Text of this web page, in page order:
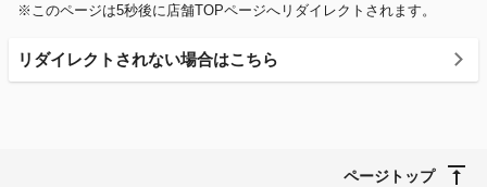
※このページは5秒後に店舗TOPページへリダイレクトされます。
リダイレクトされない場合はこちら
ページトップ